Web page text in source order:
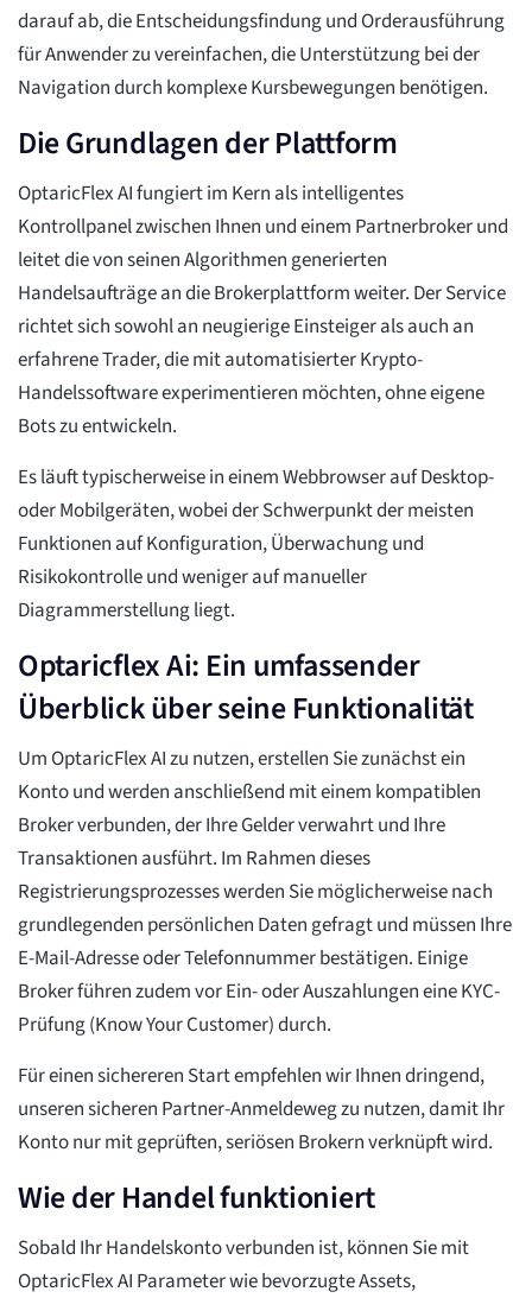
darauf ab, die Entscheidungsfindung und Orderausführung
für Anwender zu vereinfachen, die Unterstützung bei der
Navigation durch komplexe Kursbewegungen benötigen.
Die Grundlagen der Plattform
OptaricFlex AI fungiert im Kern als intelligentes
Kontrollpanel zwischen Ihnen und einem Partnerbroker und
leitet die von seinen Algorithmen generierten
Handelsaufträge an die Brokerplattform weiter. Der Service
richtet sich sowohl an neugierige Einsteiger als auch an
erfahrene Trader, die mit automatisierter Krypto-
Handelssoftware experimentieren möchten, ohne eigene
Bots zu entwickeln.
Es läuft typischerweise in einem Webbrowser auf Desktop-
oder Mobilgeräten, wobei der Schwerpunkt der meisten
Funktionen auf Konfiguration, Überwachung und
Risikokontrolle und weniger auf manueller
Diagrammerstellung liegt.
Optaricflex Ai: Ein umfassender
Überblick über seine Funktionalität
Um OptaricFlex AI zu nutzen, erstellen Sie zunächst ein
Konto und werden anschließend mit einem kompatiblen
Broker verbunden, der Ihre Gelder verwahrt und Ihre
Transaktionen ausführt. Im Rahmen dieses
Registrierungsprozesses werden Sie möglicherweise nach
grundlegenden persönlichen Daten gefragt und müssen Ihre
E-Mail-Adresse oder Telefonnummer bestätigen. Einige
Broker führen zudem vor Ein- oder Auszahlungen eine KYC-
Prüfung (Know Your Customer) durch.
Für einen sichereren Start empfehlen wir Ihnen dringend,
unseren sicheren Partner-Anmeldeweg zu nutzen, damit Ihr
Konto nur mit geprüften, seriösen Brokern verknüpft wird.
Wie der Handel funktioniert
Sobald Ihr Handelskonto verbunden ist, können Sie mit
OptaricFlex AI Parameter wie bevorzugte Assets,